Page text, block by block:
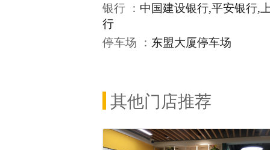
银行 ： 中国建设银行,平安银行,
行
停车场 ： 东盟大厦停车场
其他门店推荐